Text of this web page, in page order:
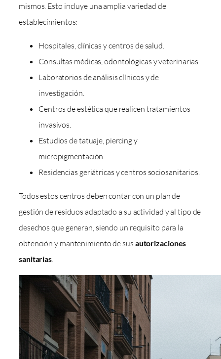
mismos. Esto incluye una amplia variedad de
establecimientos:
Hospitales, clínicas y centros de salud.
Consultas médicas, odontológicas y veterinarias.
Laboratorios de análisis clínicos y de
investigación.
Centros de estética que realicen tratamientos
invasivos.
Estudios de tatuaje, piercing y
micropigmentación.
Residencias geriátricas y centros sociosanitarios.
Todos estos centros deben contar con un plan de
gestión de residuos adaptado a su actividad y al tipo de
desechos que generan, siendo un requisito para la
obtención y mantenimiento de sus autorizaciones
sanitarias.